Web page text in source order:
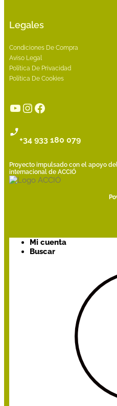
Legales
Condiciones De Compra
Aviso Legal
Política De Privacidad
Política De Cookies
YouTube
Instagram
Facebook
+34 933 180 079
Proyecto impulsado con el apoyo
internacional de ACCIÓ
Mi cuenta
Buscar